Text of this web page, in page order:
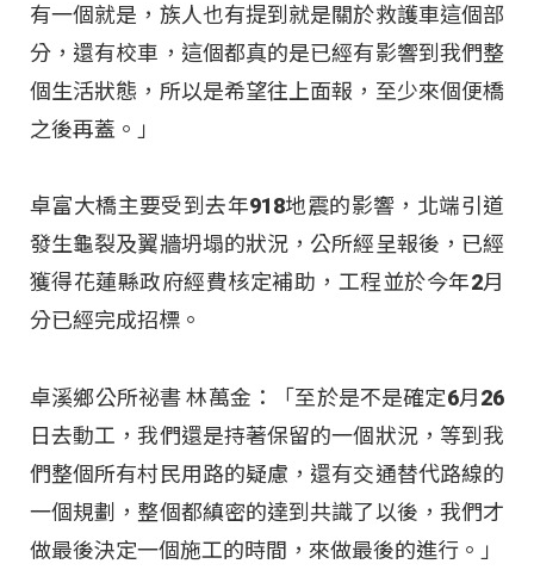
有一個就是，族人也有提到就是關於救護車這個部
分，還有校車，這個都真的是已經有影響到我們整
個生活狀態，所以是希望往上面報，至少來個便橋
之後再蓋。」
卓富大橋主要受到去年918地震的影響，北端引道
發生龜裂及翼牆坍塌的狀況，公所經呈報後，已經
獲得花蓮縣政府經費核定補助，工程並於今年2月
分已經完成招標。
卓溪鄉公所祕書 林萬金：「至於是不是確定6月26
日去動工，我們還是持著保留的一個狀況，等到我
們整個所有村民用路的疑慮，還有交通替代路線的
一個規劃，整個都縝密的達到共識了以後，我們才
做最後決定一個施工的時間，來做最後的進行。」